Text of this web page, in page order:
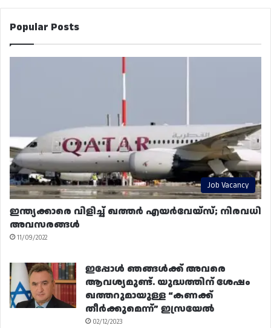
Popular Posts
Job Vacancy
ഇന്ത്യക്കാരെ വിളിച്ച് ഖത്തർ എയർവേയ്‌സ്; നിരവധി
അവസരങ്ങൾ
11/09/2022
ഇപ്പോൾ ഞങ്ങൾക്ക് അവരെ
ആവശ്യമുണ്ട്. യുദ്ധത്തിന് ശേഷം
ഖത്തറുമായുള്ള “കണക്ക്
തീർക്കുമെന്ന്” ഇസ്രയേൽ
02/12/2023